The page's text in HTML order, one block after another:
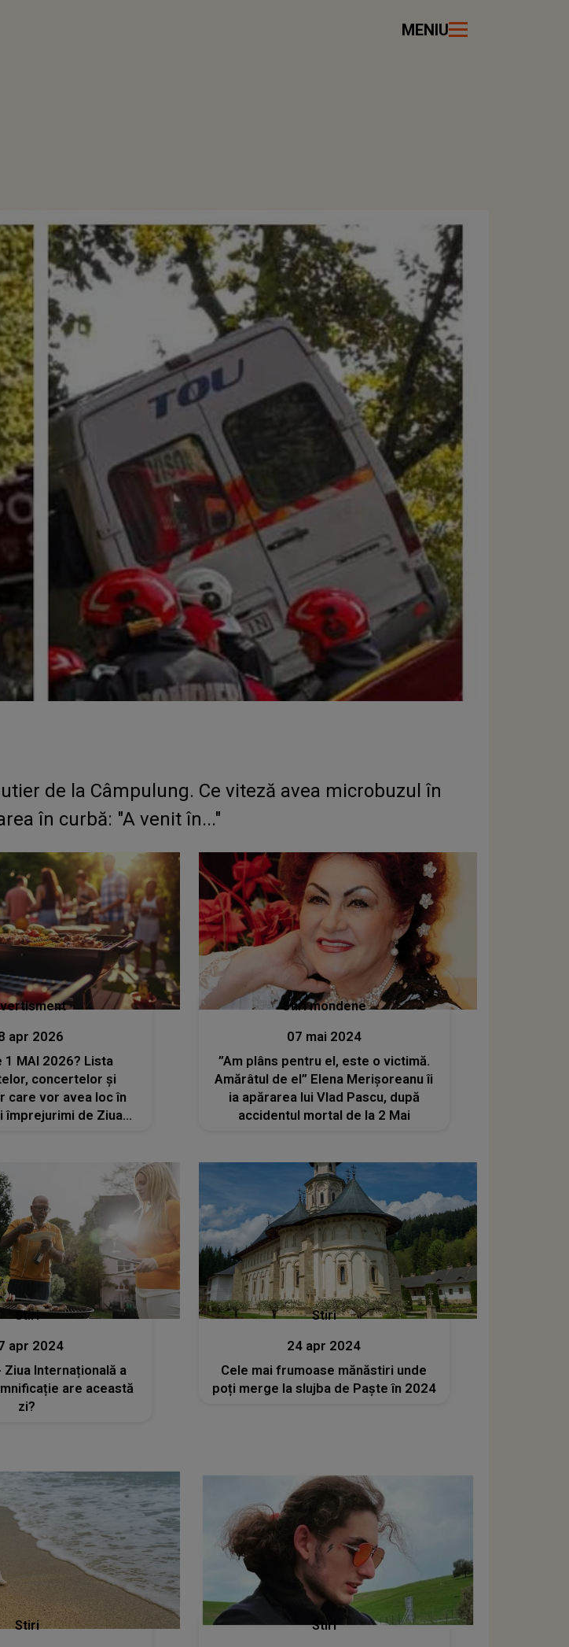
MENIU
de la Câmpulung. Ce viteză avea microbuzul în
în curbă: "A venit în..."
apr 2026
1 MAI 2026? Lista
concertelor și
care vor avea loc în
împrejurimi de Ziua
Stiri mondene
07 mai 2024
”Am plâns pentru el, este o victimă.
Amărâtul de el” Elena Merișoreanu îi
ia apărarea lui Vlad Pascu, după
accidentul mortal de la 2 Mai
Stiri
apr 2024
Ziua Internațională a
are această
zi?
Stiri
24 apr 2024
Cele mai frumoase mănăstiri unde
poți merge la slujba de Paște în 2024
Stiri Stiri